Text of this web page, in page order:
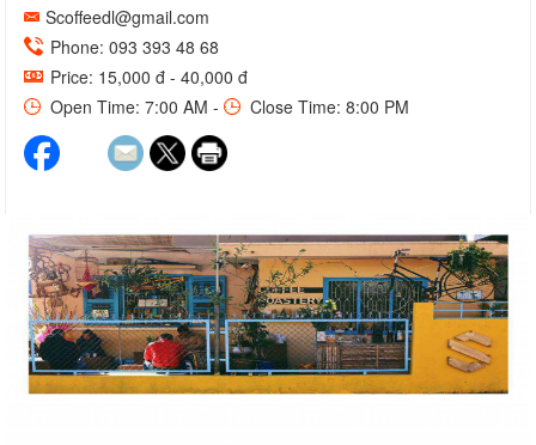
Scoffeedl@gmail.com
Phone: 093 393 48 68
Price: 15,000 đ - 40,000 đ
Open Time: 7:00 AM -
Close Time: 8:00 PM